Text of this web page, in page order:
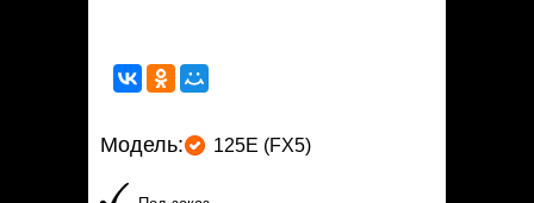
Модель: 125Е (FX5)